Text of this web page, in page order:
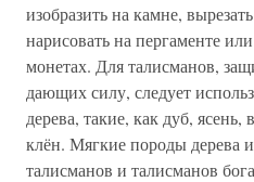
изобразить на камне,
нарисовать на пергаменте
монетах. Для талисманов,
дающих силу, следует
дерева, такие, как дуб, ясень,
клён. Мягкие породы дерева
талисманов и талисманов